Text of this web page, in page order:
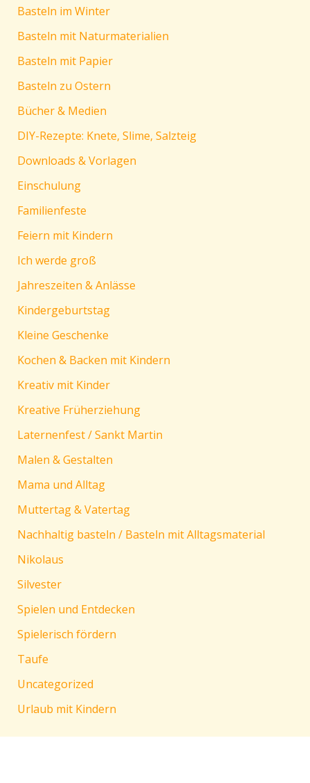
Basteln im Winter
Basteln mit Naturmaterialien
Basteln mit Papier
Basteln zu Ostern
Bücher & Medien
DIY-Rezepte: Knete, Slime, Salzteig
Downloads & Vorlagen
Einschulung
Familienfeste
Feiern mit Kindern
Ich werde groß
Jahreszeiten & Anlässe
Kindergeburtstag
Kleine Geschenke
Kochen & Backen mit Kindern
Kreativ mit Kinder
Kreative Früherziehung
Laternenfest / Sankt Martin
Malen & Gestalten
Mama und Alltag
Muttertag & Vatertag
Nachhaltig basteln / Basteln mit Alltagsmaterial
Nikolaus
Silvester
Spielen und Entdecken
Spielerisch fördern
Taufe
Uncategorized
Urlaub mit Kindern